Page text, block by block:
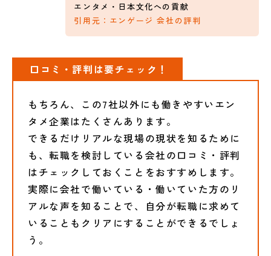
エンタメ・日本文化への貢献
引用元：エンゲージ 会社の評判
口コミ・評判は要チェック！
もちろん、この7社以外にも働きやすいエン
タメ企業はたくさんあります。
できるだけリアルな現場の現状を知るために
も、転職を検討している会社の口コミ・評判
はチェックしておくことをおすすめします。
実際に会社で働いている・働いていた方のリ
アルな声を知ることで、自分が転職に求めて
いることもクリアにすることができるでしょ
う。